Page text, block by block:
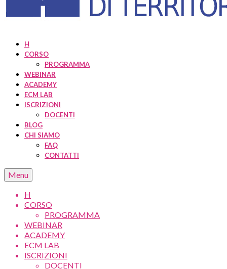
H
CORSO
PROGRAMMA
WEBINAR
ACADEMY
ECM LAB
ISCRIZIONI
DOCENTI
BLOG
CHI SIAMO
FAQ
CONTATTI
Menu
H
CORSO
PROGRAMMA
WEBINAR
ACADEMY
ECM LAB
ISCRIZIONI
DOCENTI